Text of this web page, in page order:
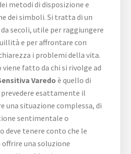
metodi di disposizione e
dei simboli. Si tratta di un
secoli, utile per raggiungere
e per affrontare con
i problemi della vita.
viene fatto da chi si rivolge ad
Varedo è quello di
esattamente il
una situazione complessa, di
sentimentale o
deve tenere conto che le
una soluzione